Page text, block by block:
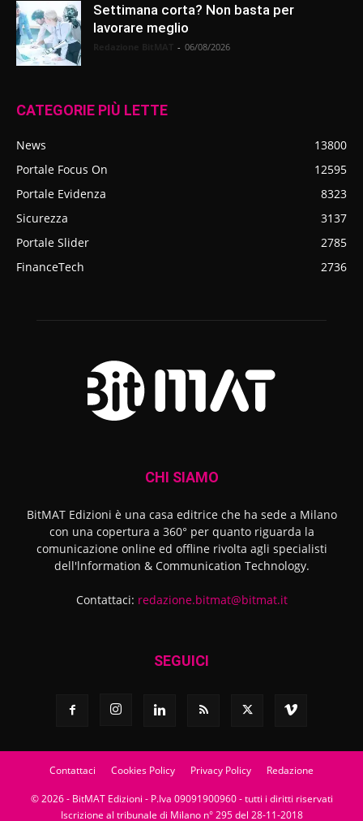
Settimana corta? Non basta per
lavorare meglio
- 06/08/2026
CATEGORIE PIÙ LETTE
News
13800
Portale Focus On
12595
Portale Evidenza
8323
Sicurezza
3137
Portale Slider
2785
FinanceTech
2736
CHI SIAMO
BitMAT Edizioni è una casa editrice che ha sede a Milano
con una copertura a 360° per quanto riguarda la
comunicazione online ed offline rivolta agli specialisti
dell'lnformation & Communication Technology.
Contattaci: redazione.bitmat@bitmat.it
SEGUICI
Contattaci Cookies Policy Privacy Policy Redazione
© 2026 - BitMAT Edizioni - P.Iva 09091900960 - tutti i diritti riservati
Iscrizione al tribunale di Milano n° 295 del 28-11-2018